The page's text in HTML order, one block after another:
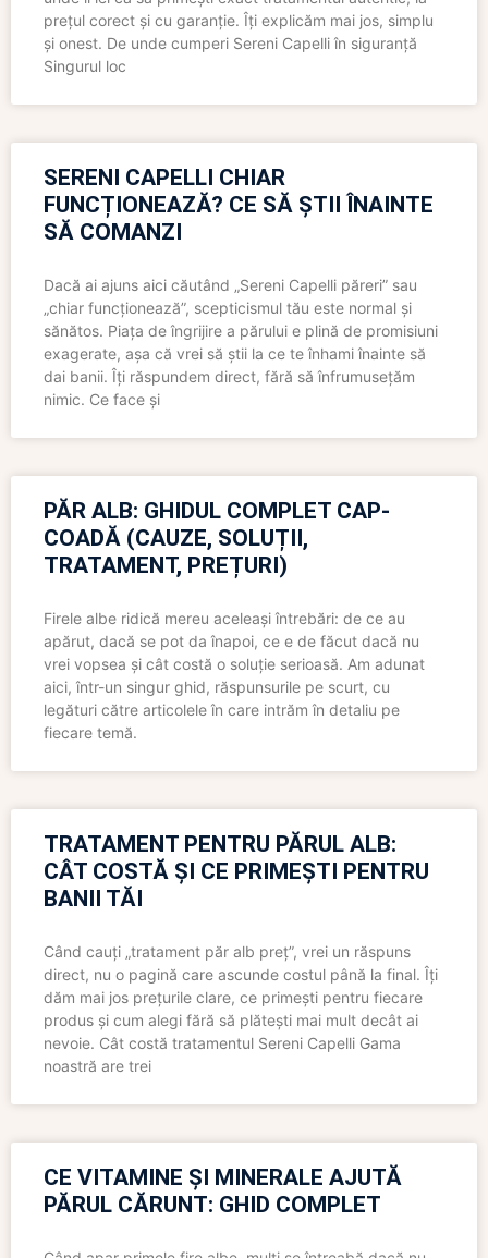
prețul corect și cu garanție. Îți explicăm mai jos, simplu
și onest. De unde cumperi Sereni Capelli în siguranță
Singurul loc
SERENI CAPELLI CHIAR
FUNCȚIONEAZĂ? CE SĂ ȘTII ÎNAINTE
SĂ COMANZI
Dacă ai ajuns aici căutând „Sereni Capelli păreri” sau
„chiar funcționează”, scepticismul tău este normal și
sănătos. Piața de îngrijire a părului e plină de promisiuni
exagerate, așa că vrei să știi la ce te înhami înainte să
dai banii. Îți răspundem direct, fără să înfrumusețăm
nimic. Ce face și
PĂR ALB: GHIDUL COMPLET CAP-
COADĂ (CAUZE, SOLUȚII,
TRATAMENT, PREȚURI)
Firele albe ridică mereu aceleași întrebări: de ce au
apărut, dacă se pot da înapoi, ce e de făcut dacă nu
vrei vopsea și cât costă o soluție serioasă. Am adunat
aici, într-un singur ghid, răspunsurile pe scurt, cu
legături către articolele în care intrăm în detaliu pe
fiecare temă.
TRATAMENT PENTRU PĂRUL ALB:
CÂT COSTĂ ȘI CE PRIMEȘTI PENTRU
BANII TĂI
Când cauți „tratament păr alb preț”, vrei un răspuns
direct, nu o pagină care ascunde costul până la final. Îți
dăm mai jos prețurile clare, ce primești pentru fiecare
produs și cum alegi fără să plătești mai mult decât ai
nevoie. Cât costă tratamentul Sereni Capelli Gama
noastră are trei
CE VITAMINE ȘI MINERALE AJUTĂ
PĂRUL CĂRUNT: GHID COMPLET